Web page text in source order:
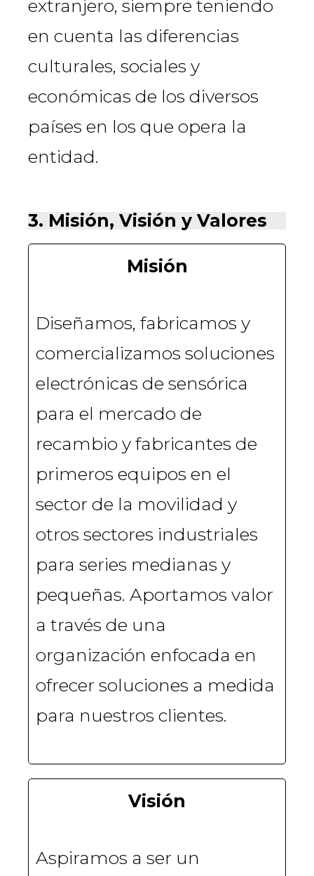
extranjero, siempre teniendo
en cuenta las diferencias
culturales, sociales y
económicas de los diversos
países en los que opera la
entidad.
3. Misión, Visión y Valores
Misión
Diseñamos, fabricamos y
comercializamos soluciones
electrónicas de sensórica
para el mercado de
recambio y fabricantes de
primeros equipos en el
sector de la movilidad y
otros sectores industriales
para series medianas y
pequeñas. Aportamos valor
a través de una
organización enfocada en
ofrecer soluciones a medida
para nuestros clientes.
Visión
Aspiramos a ser un